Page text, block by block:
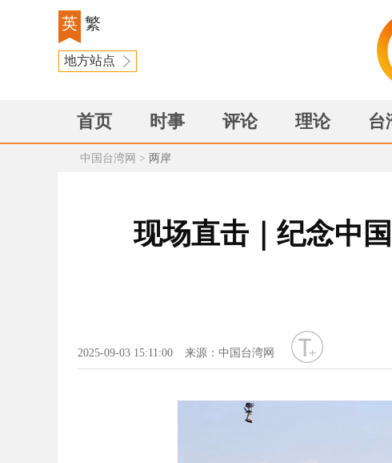
英 繁
地方站点
首页 时事 评论 理论 台
中国台湾网 > 两岸
现场直击｜纪念中
2025-09-03 15:11:00 来源：中国台湾网
字号